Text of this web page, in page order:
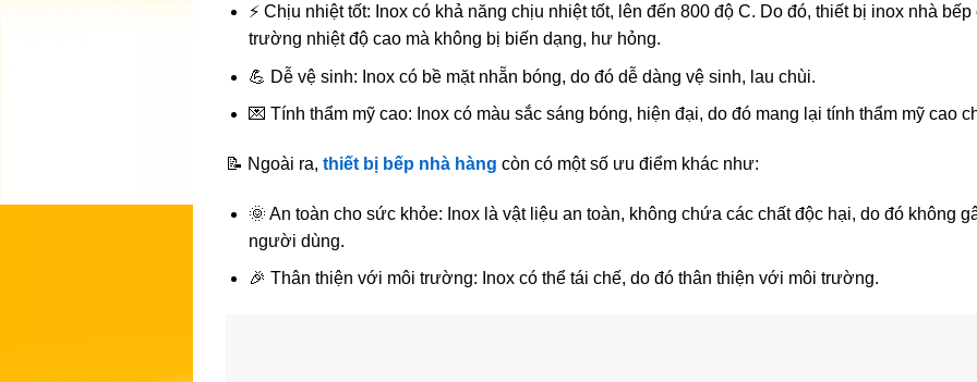
⚡ Chịu nhiệt tốt: Inox có khả năng chịu nhiệt tốt, lên đến 800 độ C. Do đó, thiết bị inox nhà
trường nhiệt độ cao mà không bị biến dạng, hư hỏng.
💪 Dễ vệ sinh: Inox có bề mặt nhẵn bóng, do đó dễ dàng vệ sinh, lau chùi.
💌 Tính thẩm mỹ cao: Inox có màu sắc sáng bóng, hiện đại, do đó mang lại tính thẩm mỹ cao
📝 Ngoài ra, thiết bị bếp nhà hàng còn có một số ưu điểm khác như:
🌞 An toàn cho sức khỏe: Inox là vật liệu an toàn, không chứa các chất độc hại, do đó không
người dùng.
🎉 Thân thiện với môi trường: Inox có thể tái chế, do đó thân thiện với môi trường.